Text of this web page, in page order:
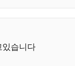
있습니다